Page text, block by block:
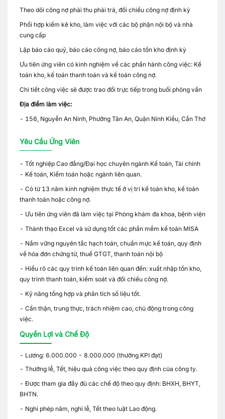
Theo dõi công nợ phải thu phải trả, đối chiếu công nợ định kỳ
Phối hợp kiểm kê kho, làm việc với các bộ phận nội bộ và nhà
cung cấp
Lập báo cáo quỹ, báo cáo công nợ, báo cáo tồn kho định kỳ
Ưu tiên ứng viên có kinh nghiệm về các phần hành công việc: Kế
toán kho, kế toán thanh toán và kế toán công nợ.
Chi tiết công việc sẽ được trao đổi trực tiếp trong buổi phỏng vấn
Địa điểm làm việc:
- 156, Nguyễn An Ninh, Phường Tân An, Quận Ninh Kiều, Cần Thơ
Yêu Cầu Ứng Viên
- Tốt nghiệp Cao đẳng/Đại học chuyên ngành Kế toán, Tài chính
- Kế toán, Kiểm toán hoặc ngành liên quan.
- Có từ 13 năm kinh nghiệm thực tế ở vị trí kế toán kho, kế toán
thanh toán hoặc công nợ.
- Ưu tiên ứng viên đã làm việc tại Phòng khám đa khoa, bệnh viện
- Thành thạo Excel và sử dụng tốt các phần mềm kế toán MISA
- Nắm vững nguyên tắc hạch toán, chuẩn mực kế toán, quy định
về hóa đơn chứng từ, thuế GTGT, thanh toán nội bộ
- Hiểu rõ các quy trình kế toán liên quan đến: xuất nhập tồn kho,
quy trình thanh toán, kiểm soát và đối chiếu công nợ.
- Kỹ năng tổng hợp và phân tích số liệu tốt.
- Cẩn thận, trung thực, trách nhiệm cao, chủ động trong công
việc.
Quyền Lợi và Chế Độ
- Lương: 6.000.000 - 8.000.000 (thưởng KPI đạt)
- Thưởng lễ, Tết, hiệu quả công việc theo quy định của công ty.
- Được tham gia đầy đủ các chế độ theo quy định: BHXH, BHYT,
BHTN.
- Nghỉ phép năm, nghỉ lễ, Tết theo luật Lao động.